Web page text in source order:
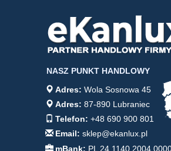
NASZ PUNKT HANDLOWY
Adres: Wola Sosnowa 45
Adres: 87-890 Lubraniec
Telefon: +48 690 900 801
Email: sklep@ekanlux.pl
mBank: PL 24 1140 2004